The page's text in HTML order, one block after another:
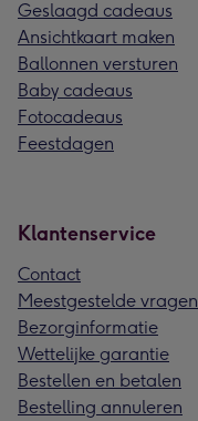
Geslaagd cadeaus
Ansichtkaart maken
Ballonnen versturen
Baby cadeaus
Fotocadeaus
Feestdagen
Klantenservice
Contact
Meestgestelde vragen
Bezorginformatie
Wettelijke garantie
Bestellen en betalen
Bestelling annuleren